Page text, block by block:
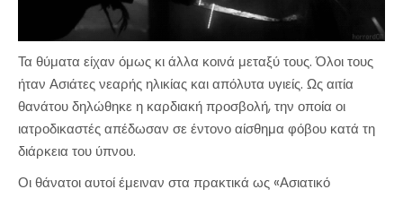
Τα θύματα είχαν όμως κι άλλα κοινά μεταξύ τους. Όλοι τους
ήταν Ασιάτες νεαρής ηλικίας και απόλυτα υγιείς. Ως αιτία
θανάτου δηλώθηκε η καρδιακή προσβολή, την οποία οι
ιατροδικαστές απέδωσαν σε έντονο αίσθημα φόβου κατά τη
διάρκεια του ύπνου.
Οι θάνατοι αυτοί έμειναν στα πρακτικά ως «Ασιατικό